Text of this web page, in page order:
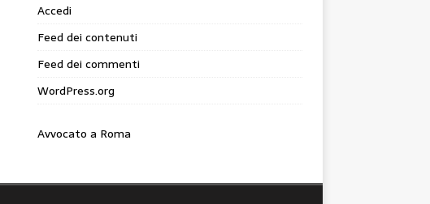
Accedi
Feed dei contenuti
Feed dei commenti
WordPress.org
Avvocato a Roma